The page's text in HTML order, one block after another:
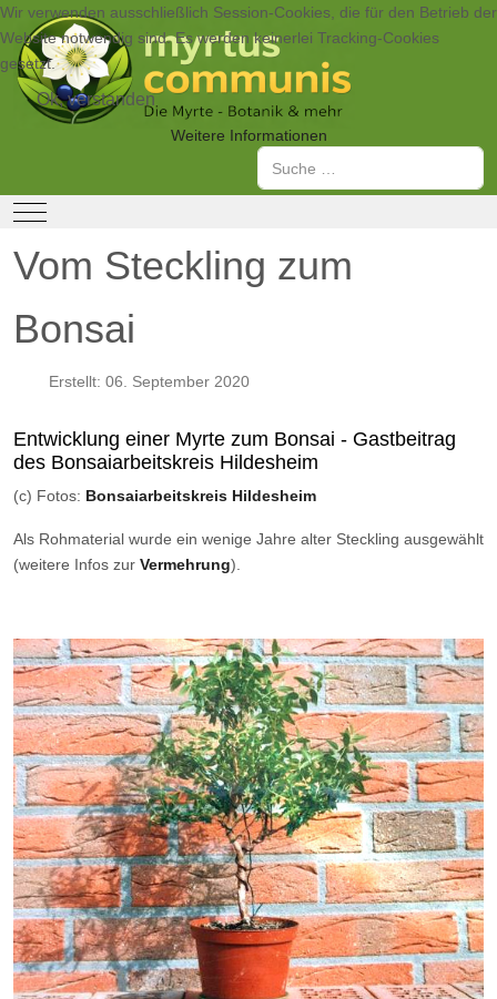
Suchen
Mobile Menu Toggle
Vom Steckling zum
Bonsai
Erstellt: 06. September 2020
Entwicklung einer Myrte zum Bonsai - Gastbeitrag
des Bonsaiarbeitskreis Hildesheim
(c) Fotos: Bonsaiarbeitskreis Hildesheim
Als Rohmaterial wurde ein wenige Jahre alter Steckling ausgewählt
(weitere Infos zur Vermehrung).
Wir verwenden ausschließlich Session-Cookies, die für den Betrieb der
Website notwendig sind. Es werden keinerlei Tracking-Cookies
gesetzt.
Ok, verstanden
Weitere Informationen